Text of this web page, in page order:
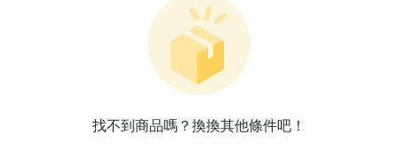
找不到商品嗎？換換其他條件吧！